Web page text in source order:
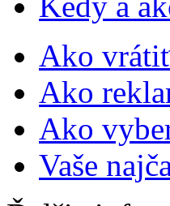
Ako
Ako
Ako
Vaše